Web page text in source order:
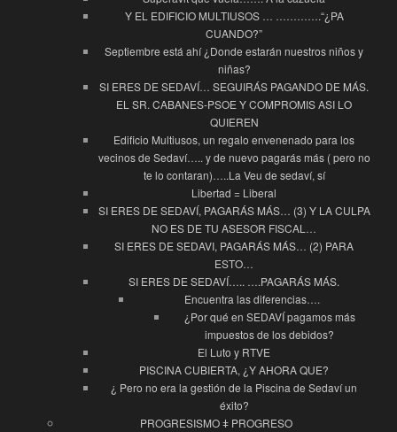
Y EL EDIFICIO MULTIUSOS … ………….“¿PA
CUANDO?”
Septiembre está ahí ¿Donde estarán nuestros niños y
niñas?
SI ERES DE SEDAVÍ… SEGUIRÁS PAGANDO DE MÁS.
EL SR. CABANES-PSOE Y COMPROMIS ASI LO
QUIEREN
Edificio Multiusos, un regalo envenenado para los
vecinos de Sedaví….. y de nuevo pagarás más ( pero no
te lo contaran)…..La Veu de sedaví, sí
Libertad = Liberal
SI ERES DE SEDAVÍ, PAGARÁS MÁS… (3) Y LA CULPA
NO ES DE TU ASESOR FISCAL…
SI ERES DE SEDAVI, PAGARÁS MÁS… (2) PARA
ESTO…
SI ERES DE SEDAVÍ….. ….PAGARÁS MÁS.
Encuentra las diferencias….
¿Por qué en SEDAVÍ pagamos más
impuestos de los debidos?
El Luto y RTVE
PISCINA CUBIERTA, ¿Y AHORA QUE?
¿ Pero no era la gestión de la Piscina de Sedaví un
éxito?
PROGRESISMO ǂ PROGRESO